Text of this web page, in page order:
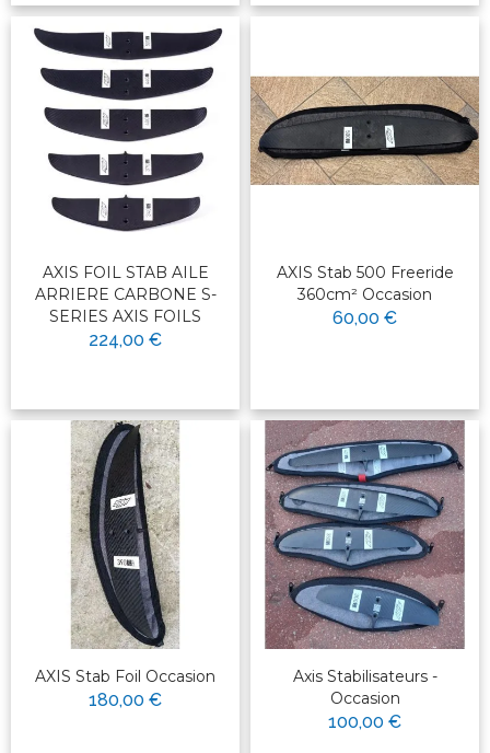
AXIS FOIL STAB AILE
ARRIERE CARBONE S-
SERIES AXIS FOILS
224,00 €
AXIS Stab 500 Freeride
360cm² Occasion
60,00 €
AXIS Stab Foil Occasion
180,00 €
Axis Stabilisateurs -
Occasion
100,00 €